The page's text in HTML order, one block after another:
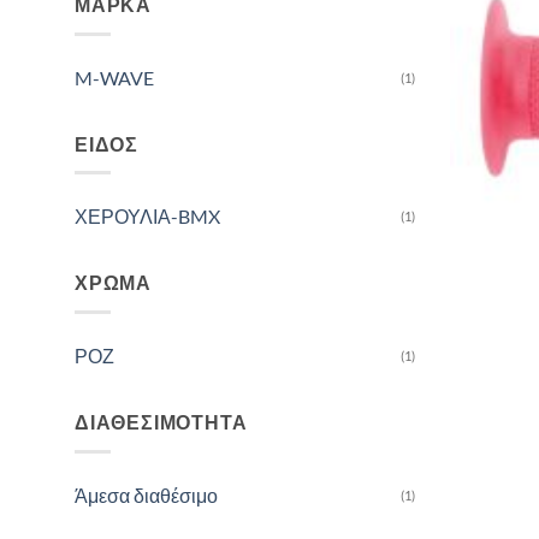
ΜΆΡΚΑ
M-WAVE (1)
ΕΊΔΟΣ
ΧΕΡΟΥΛΙΑ-BMX (1)
ΧΡΏΜΑ
ΡΟΖ (1)
ΔΙΑΘΕΣΙΜΌΤΗΤΑ
Άμεσα διαθέσιμο (1)